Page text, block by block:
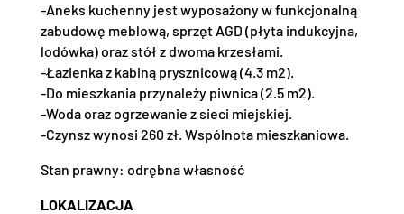
-Aneks kuchenny jest wyposażony w funkcjonalną
zabudowę meblową, sprzęt AGD (płyta indukcyjna,
lodówka) oraz stół z dwoma krzesłami.
-Łazienka z kabiną prysznicową (4.3 m2).
-Do mieszkania przynależy piwnica (2.5 m2).
-Woda oraz ogrzewanie z sieci miejskiej.
-Czynsz wynosi 260 zł. Wspólnota mieszkaniowa.
Stan prawny: odrębna własność
LOKALIZACJA